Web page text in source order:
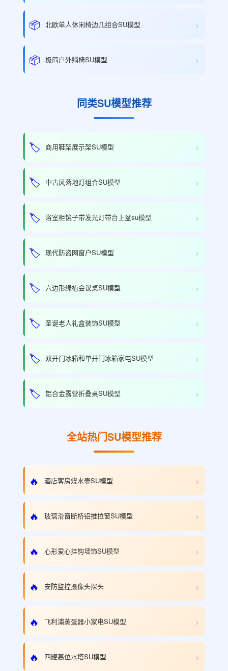
📦 北欧单人休闲椅边几组合SU模型 ›
📦 极简户外躺椅SU模型 ›
同类SU模型推荐
🏷️ 商用鞋架展示架SU模型 ›
🏷️ 中古风落地灯组合SU模型 ›
🏷️ 浴室柜镜子带发光灯带台上盆su模型 ›
🏷️ 现代防盗网窗户SU模型 ›
🏷️ 六边形绿植会议桌SU模型 ›
🏷️ 圣诞老人礼盒装饰SU模型 ›
🏷️ 双开门冰箱和单开门冰箱家电SU模型 ›
🏷️ 铝合金露营折叠桌SU模型 ›
全站热门SU模型推荐
🔥 酒店客房烧水壶SU模型 ›
🔥 玻璃滑窗断桥铝推拉窗SU模型 ›
🔥 心形爱心挂钩墙饰SU模型 ›
🔥 安防监控摄像头探头 ›
🔥 飞利浦蒸蛋器小家电SU模型 ›
🔥 四罐高位水塔SU模型 ›